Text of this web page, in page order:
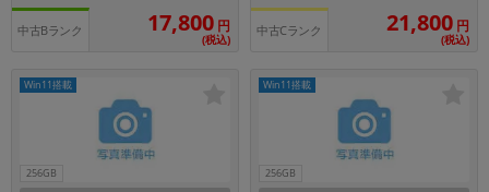
中古Bランク 17,800 円
(税込)
中古Cランク 21,800 円
(税込)
256GB
Win11搭載
256GB
Win11搭載